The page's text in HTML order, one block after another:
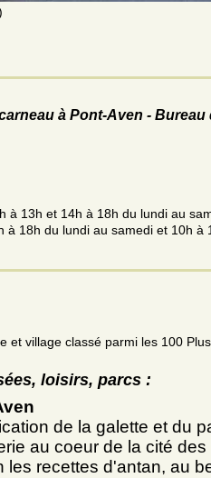
à Pont-Aven - Bureau
à 13h et 14h à 18h du lundi au
à 18h du lundi au samedi et 10h à
et village classé parmi les 100
loisirs, parcs :
de la galette et du
au coeur de la cité des
les recettes d'antan, au